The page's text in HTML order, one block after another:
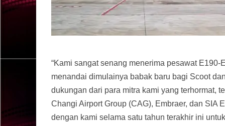
“Kami sangat senang menerima pesawat
menandai dimulainya babak baru bagi Scoot
dukungan dari para mitra kami yang terhormat,
Changi Airport Group (CAG), Embraer, dan SIA
dengan kami selama satu tahun terakhir ini